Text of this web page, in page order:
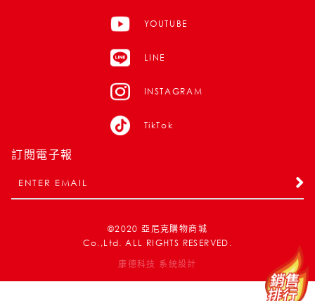
YOUTUBE
LINE
INSTAGRAM
TikTok
訂閱電子報
©2020 亞尼克購物商城
Co.,Ltd. ALL RIGHTS RESERVED.
康德科技 系統設計